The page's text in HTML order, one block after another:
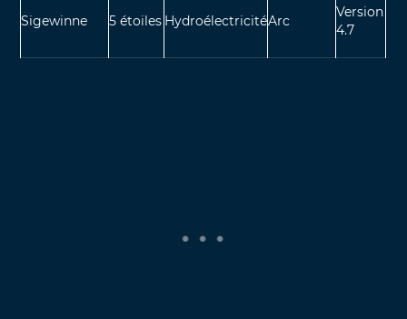
Sigewinne 5 étoiles HydroélectricitéArc
Version
4.7